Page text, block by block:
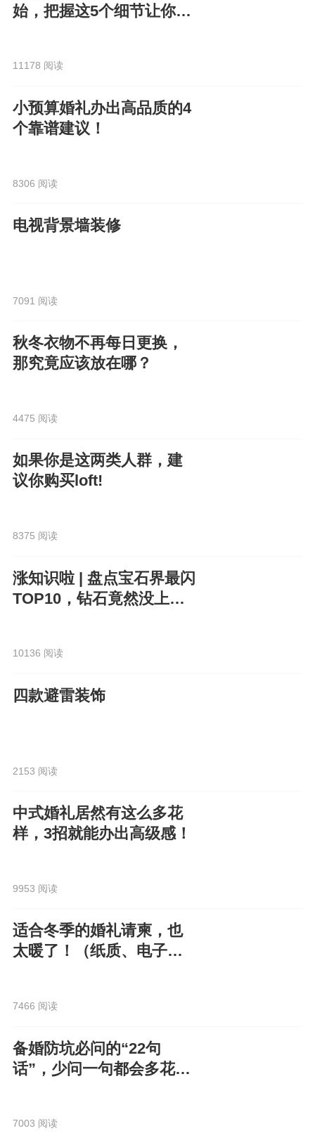
始，把握这5个细节让你的
11178 阅读
小预算婚礼办出高品质的4
个靠谱建议！
8306 阅读
电视背景墙装修
7091 阅读
秋冬衣物不再每日更换，
那究竟应该放在哪？
4475 阅读
如果你是这两类人群，建
议你购买loft!
8375 阅读
涨知识啦 | 盘点宝石界最闪
TOP10，钻石竟然没上
10136 阅读
四款避雷装饰
2153 阅读
中式婚礼居然有这么多花
样，3招就能办出高级感！
9953 阅读
适合冬季的婚礼请柬，也
太暖了！（纸质、电子都
7466 阅读
备婚防坑必问的“22句
话”，少问一句都会多花
7003 阅读